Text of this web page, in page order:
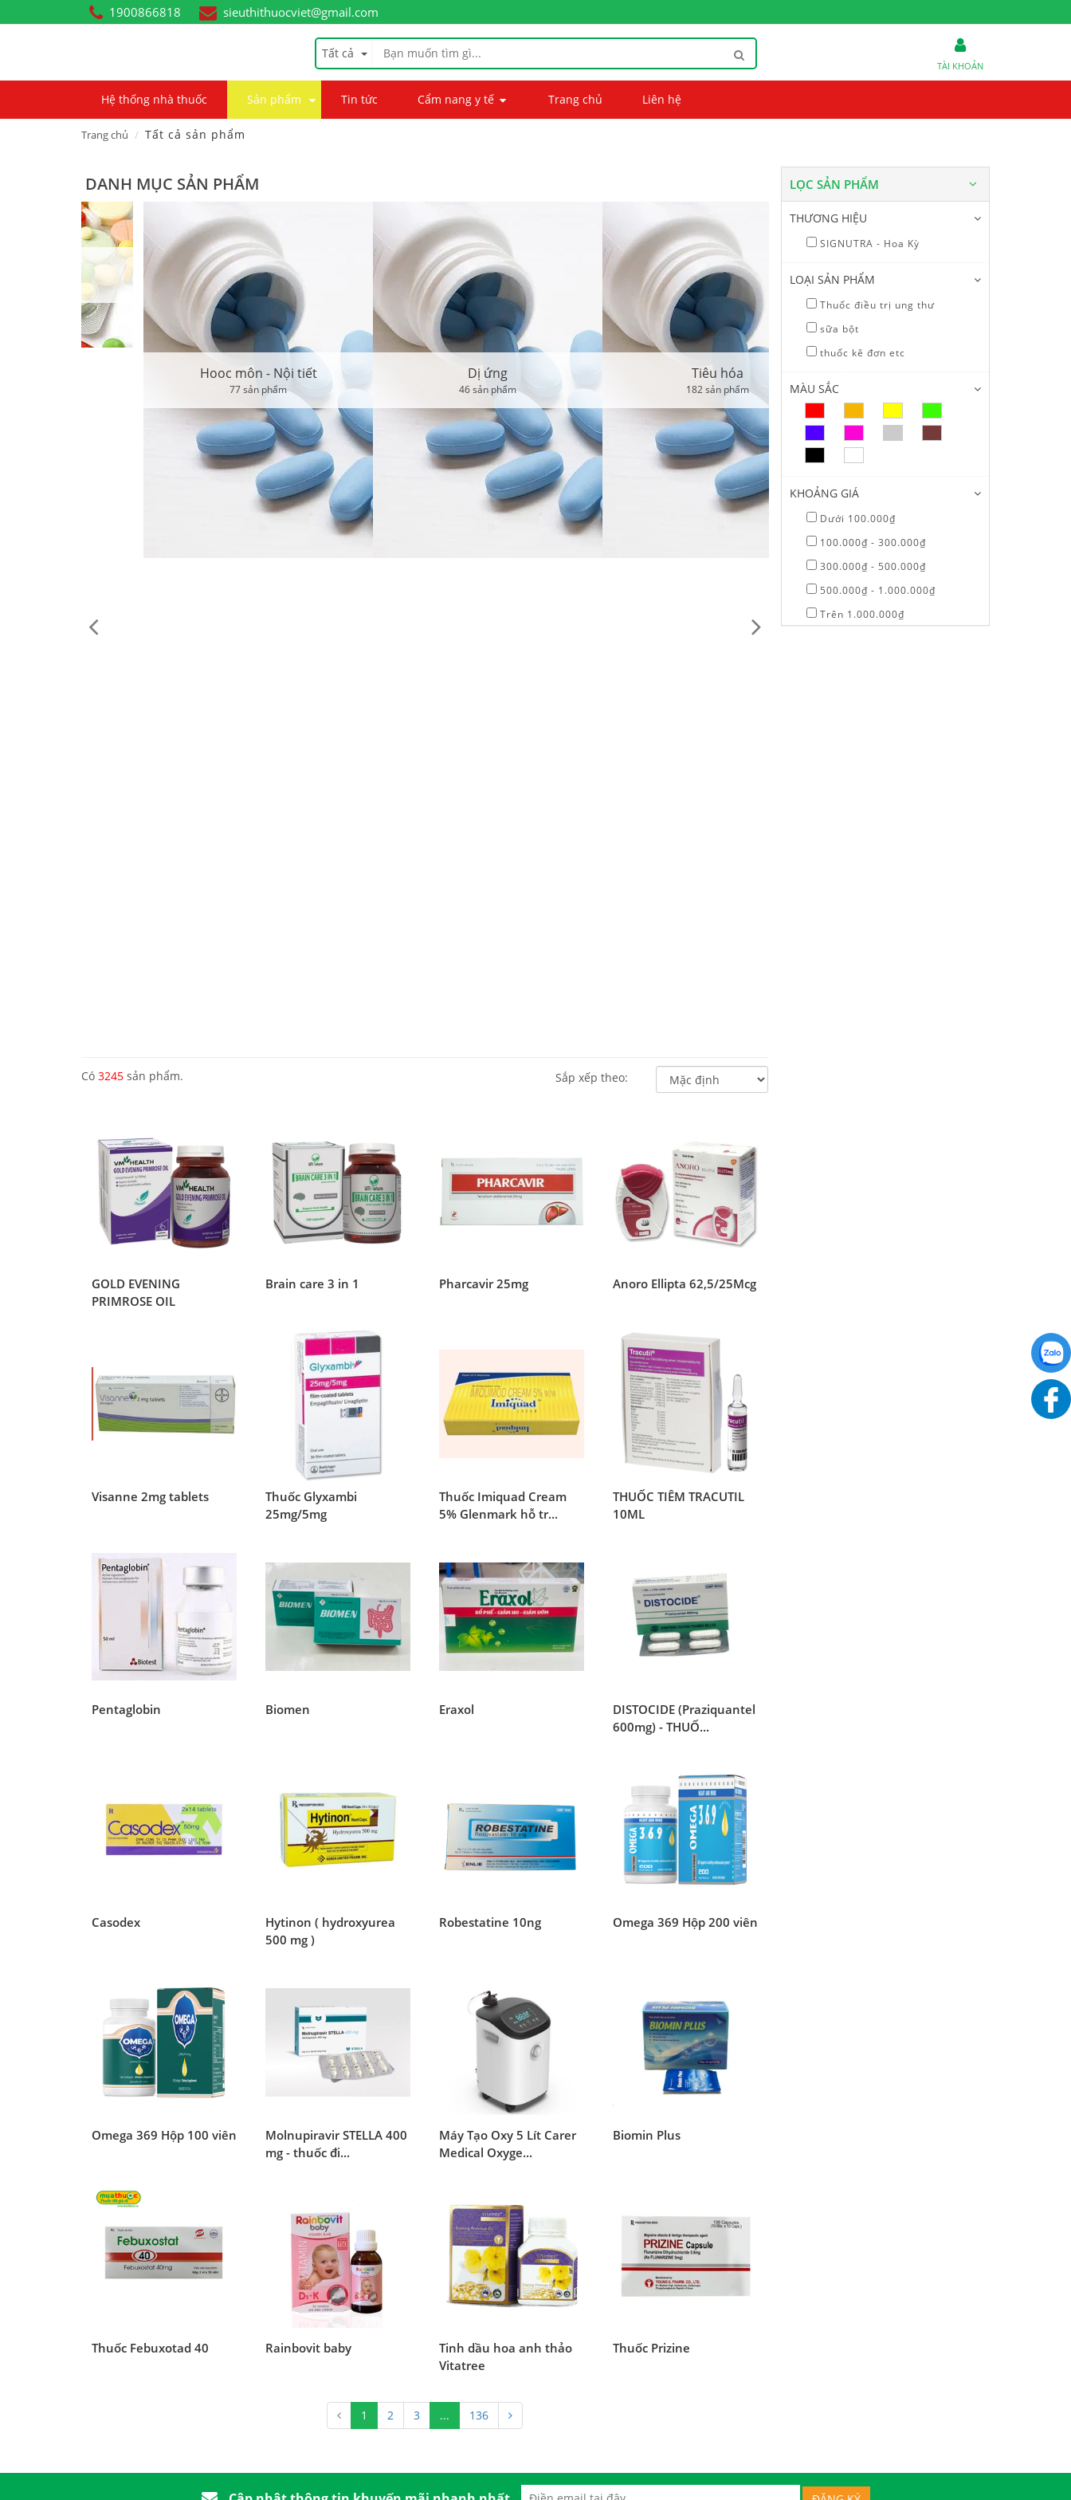
1900866818 sieuthithuocviet@gmail.com
Tất cả
TÀI KHOẢN
Hệ thống nhà thuốc Sản phẩm Tin tức Cẩm nang y tế Trang chủ Liên hệ
Trang chủ Tất cả sản phẩm
LỌC SẢN PHẨM
THƯƠNG HIỆU
SIGNUTRA - Hoa Kỳ
LOẠI SẢN PHẨM
Thuốc điều trị ung thư
sữa bột
thuốc kê đơn etc
MÀU SẮC
KHOẢNG GIÁ
Dưới 100.000₫
100.000₫ - 300.000₫
300.000₫ - 500.000₫
500.000₫ - 1.000.000₫
Trên 1.000.000₫
DANH MỤC SẢN PHẨM
Hooc môn - Nội tiết
5 sản phẩm
Có 3245 sản phẩm. Sắp xếp theo:
GOLD EVENING
PRIMROSE OIL
Brain care 3 in 1 Pharcavir 25mg Anoro Ellipta 62,5/25Mcg
Visanne 2mg tablets
Thuốc Glyxambi
25mg/5mg
Thuốc Imiquad Cream
5% Glenmark hỗ tr...
THUỐC TIÊM TRACUTIL
10ML
Pentaglobin Biomen Eraxol
DISTOCIDE (Praziquantel
600mg) - THUỐ...
Casodex
Hytinon ( hydroxyurea
500 mg )
Robestatine 10ng Omega 369 Hộp 200 viên
Omega 369 Hộp 100 viên
Molnupiravir STELLA 400
mg - thuốc đi...
Máy Tạo Oxy 5 Lít Carer
Medical Oxyge...
Biomin Plus
Thuốc Febuxotad 40 Rainbovit baby
Tinh dầu hoa anh thảo
Vitatree
Thuốc Prizine
1 2 3 ... 136